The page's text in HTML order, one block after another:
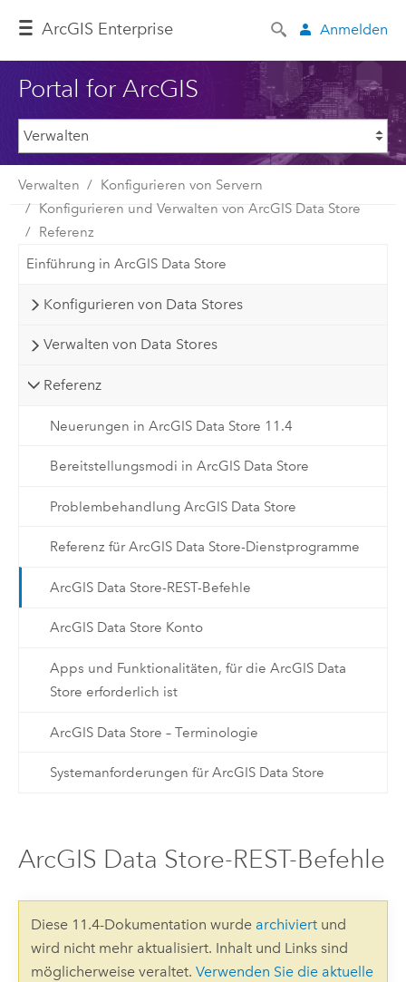
ArcGIS Enterprise Anmelden
Portal for ArcGIS
Verwalten
Konfigurieren von Servern
Konfigurieren und Verwalten von ArcGIS Data Store
Referenz
Einführung in ArcGIS Data Store
Konfigurieren von Data Stores
Verwalten von Data Stores
Referenz
Neuerungen in ArcGIS Data Store 11.4
Bereitstellungsmodi in ArcGIS Data Store
Problembehandlung ArcGIS Data Store
Referenz für ArcGIS Data Store-Dienstprogramme
ArcGIS Data Store-REST-Befehle
ArcGIS Data Store Konto
Apps und Funktionalitäten, für die ArcGIS Data
Store erforderlich ist
ArcGIS Data Store – Terminologie
Systemanforderungen für ArcGIS Data Store
ArcGIS Data Store-REST-Befehle
Diese 11.4-Dokumentation wurde archiviertund
wird nicht mehr aktualisiert. Inhalt und Links sind
möglicherweise veraltet. Verwenden Sie die aktuelle